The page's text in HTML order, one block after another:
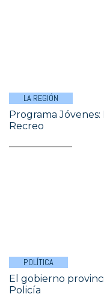
LA REGIÓN
Programa
Recreo
POLÍTICA
El gobierno
Policía